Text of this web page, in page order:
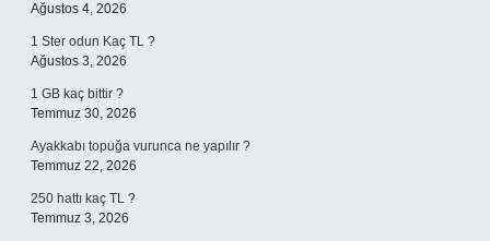
Ağustos 4, 2026
1 Ster odun Kaç TL ?
Ağustos 3, 2026
1 GB kaç bittir ?
Temmuz 30, 2026
Ayakkabı topuğa vurunca ne yapılır ?
Temmuz 22, 2026
250 hattı kaç TL ?
Temmuz 3, 2026